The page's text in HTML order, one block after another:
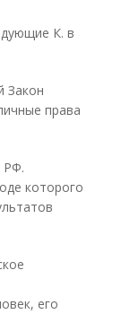
К. в
Закон
права
РФ.
которого
его